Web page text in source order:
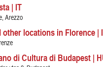
| IT
Arezzo
locations in Florence |
di Cultura di Budapest |